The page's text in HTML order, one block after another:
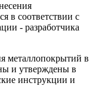
в соответствии с
- разработчика
металлопокрытий в
и утверждены в
инструкции и